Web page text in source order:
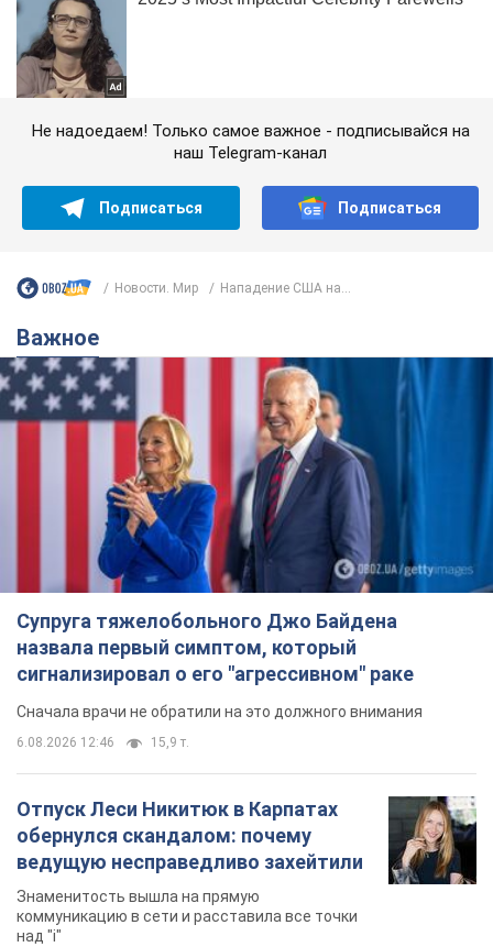
Не надоедаем! Только самое важное - подписывайся на
наш Telegram-канал
Подписаться Подписаться
Новости. Мир Нападение США на...
Важное
Супруга тяжелобольного Джо Байдена
назвала первый симптом, который
сигнализировал о его "агрессивном" раке
Сначала врачи не обратили на это должного внимания
6.08.2026 12:46 15,9 т.
Отпуск Леси Никитюк в Карпатах
обернулся скандалом: почему
ведущую несправедливо захейтили
Знаменитость вышла на прямую
коммуникацию в сети и расставила все точки
над "i"